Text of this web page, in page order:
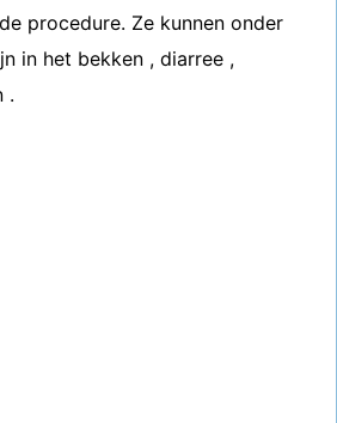
procedure. Ze kunnen onder
in het bekken , diarree ,
.